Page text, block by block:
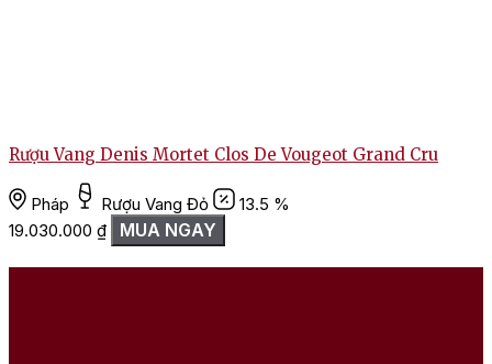
Rượu Vang Denis Mortet Clos De Vougeot Grand Cru
Pháp Rượu Vang Đỏ
13.5 %
19.030.000 ₫ MUA NGAY